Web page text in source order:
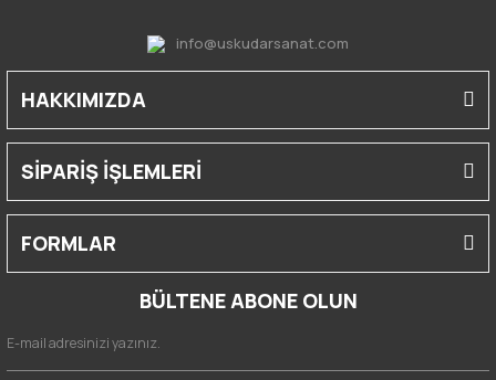
info@uskudarsanat.com
HAKKIMIZDA
SİPARİŞ İŞLEMLERİ
FORMLAR
BÜLTENE ABONE OLUN